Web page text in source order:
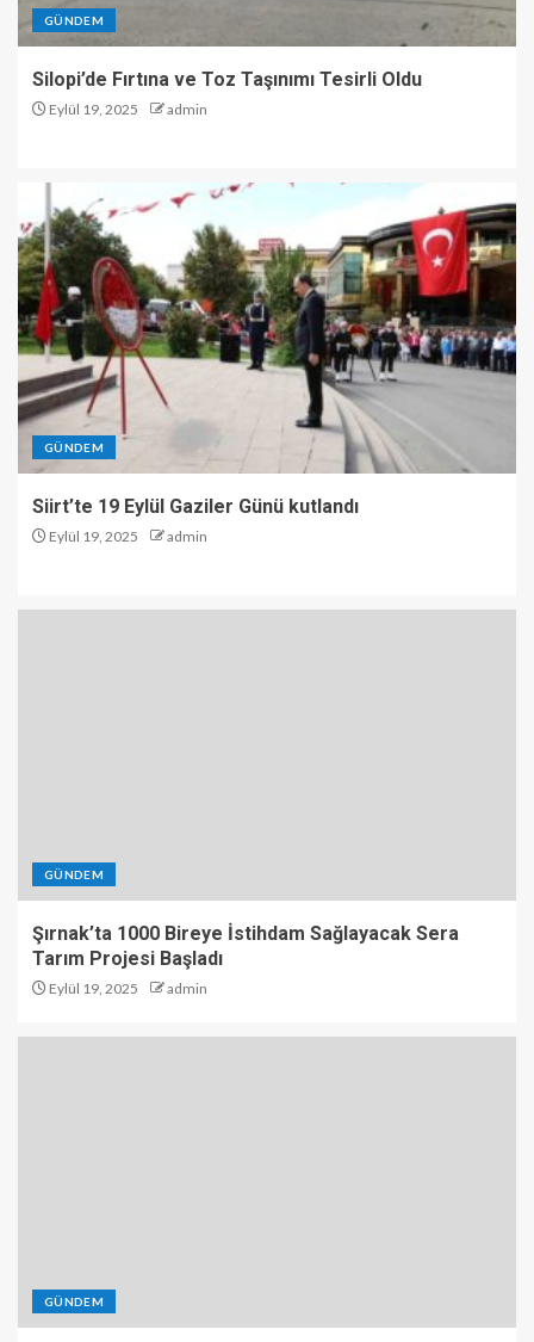
GÜNDEM
Silopi’de Fırtına ve Toz Taşınımı Tesirli Oldu
Eylül 19, 2025 admin
GÜNDEM
Siirt’te 19 Eylül Gaziler Günü kutlandı
Eylül 19, 2025 admin
GÜNDEM
Şırnak’ta 1000 Bireye İstihdam Sağlayacak Sera
Tarım Projesi Başladı
Eylül 19, 2025 admin
GÜNDEM